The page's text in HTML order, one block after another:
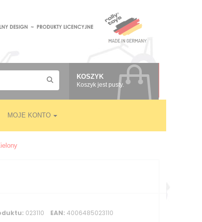
KOSZYK
Koszyk jest pusty.
MOJE KONTO
023110 EAN: 4006485023110